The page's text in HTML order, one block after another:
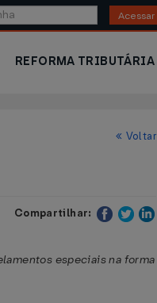
Acessar
REFORMA TRIBUTÁRIA
Voltar
Compartilhar:
especiais na forma